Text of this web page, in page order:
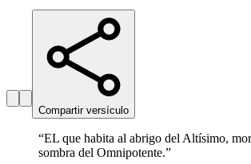
Compartir versículo
“EL que habita al abrigo del Altísimo,
sombra del Omnipotente.”